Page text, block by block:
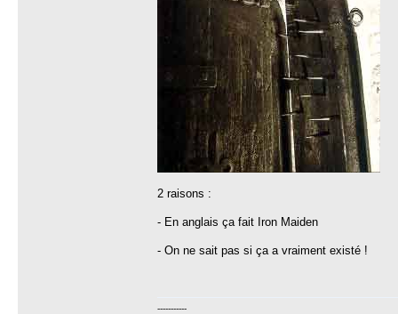
2 raisons :
- En anglais ça fait Iron Maiden
- On ne sait pas si ça a vraiment existé !
-----------